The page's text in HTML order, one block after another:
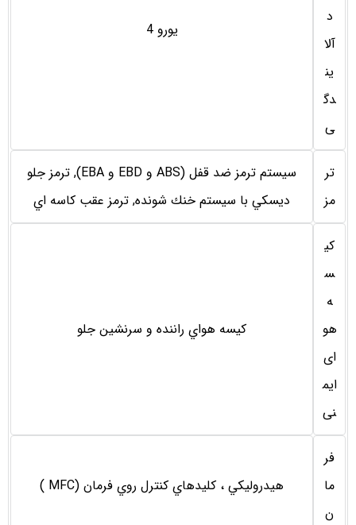
د
آلا
ین
دگ
ی
يورو 4
تر
مز
سيستم ترمز ضد قفل (ABS و EBD ‌و EBA), ترمز جلو
ديسكي با سيستم خنك شونده, ترمز عقب كاسه اي
کی
س
ه
هو
ای
ایم
نی
كيسه هواي راننده و سرنشين جلو
فر
ما
ن
هيدروليكي ، كليدهاي كنترل روي فرمان (MFC )